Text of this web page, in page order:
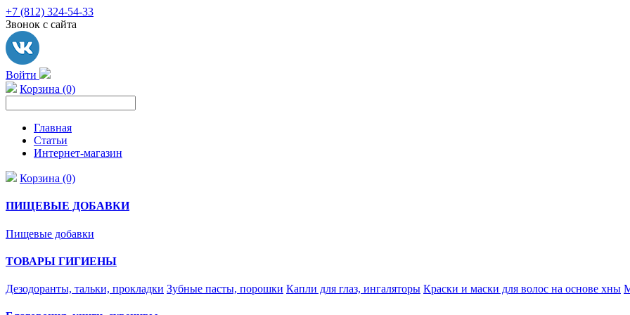
+7 (812) 324-54-33
Звонок с сайта
Войти
Корзина (0)
Главная
Статьи
Интернет-магазин
Корзина (0)
ПИЩЕВЫЕ ДОБАВКИ
Пищевые добавки
ТОВАРЫ ГИГИЕНЫ
Дезодоранты, тальки, прокладки Зубные пасты, порошки Капли для глаз, ингаляторы Краски и маски для волос на основе хны